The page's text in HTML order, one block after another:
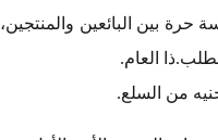
حرة بين البائعين والمنتجين،
العام.